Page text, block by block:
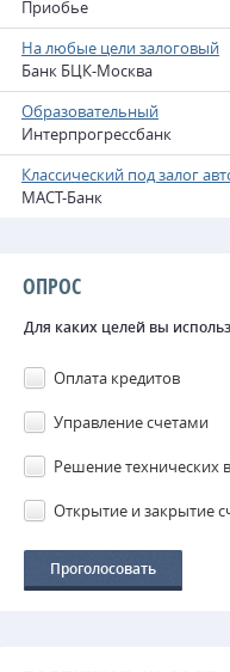
Приобье
На любые цели залоговый
Банк БЦК-Москва
Образовательный
Интерпрогрессбанк
Классический под залог
МАСТ-Банк
ОПРОС
Для каких целей вы
Оплата кредитов
Управление счетами
Решение технических
Открытие и закрытие